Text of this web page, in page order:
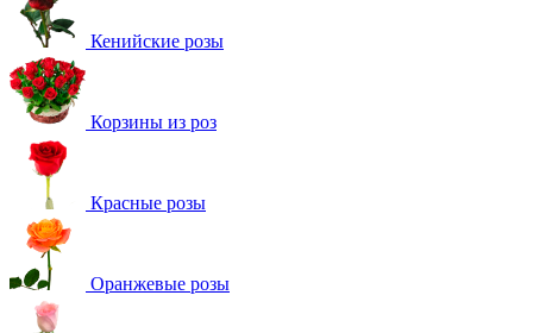
Кенийские розы
Корзины из роз
Красные розы
Оранжевые розы